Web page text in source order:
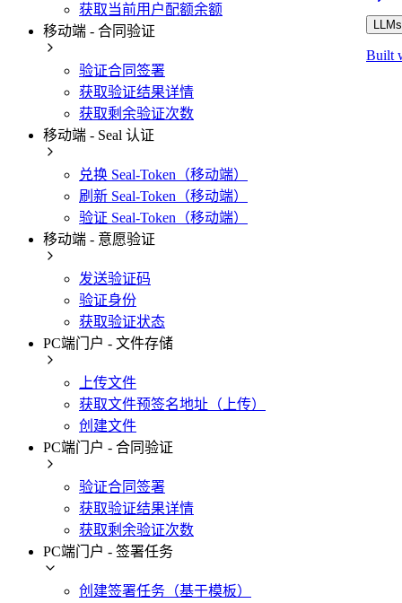
获取当前用户配额余额
移动端 - 合同验证
验证合同签署
获取验证结果详情
获取剩余验证次数
移动端 - Seal 认证
兑换 Seal-Token（移动端）
刷新 Seal-Token（移动端）
验证 Seal-Token（移动端）
移动端 - 意愿验证
发送验证码
验证身份
获取验证状态
PC端门户 - 文件存储
上传文件
获取文件预签名地址（上传）
创建文件
PC端门户 - 合同验证
验证合同签署
获取验证结果详情
获取剩余验证次数
PC端门户 - 签署任务
创建签署任务（基于模板）
Built